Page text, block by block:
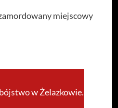
miejscowy
w Żelazkowie.